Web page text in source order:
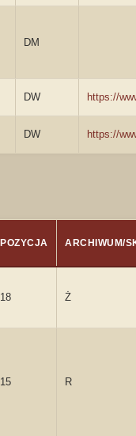
DM
DW https://
DW https://
POZYCJA ARCHIWUM/
18 Ż
15 R